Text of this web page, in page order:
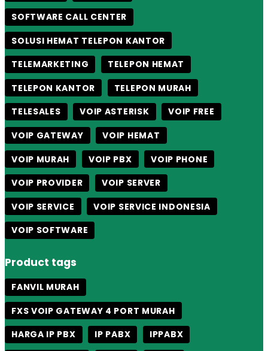
SOFTWARE CALL CENTER
SOLUSI HEMAT TELEPON KANTOR
TELEMARKETING
TELEPON HEMAT
TELEPON KANTOR
TELEPON MURAH
TELESALES
VOIP ASTERISK
VOIP FREE
VOIP GATEWAY
VOIP HEMAT
VOIP MURAH
VOIP PBX
VOIP PHONE
VOIP PROVIDER
VOIP SERVER
VOIP SERVICE
VOIP SERVICE INDONESIA
VOIP SOFTWARE
Product tags
FANVIL MURAH
FXS VOIP GATEWAY 4 PORT MURAH
HARGA IP PBX
IP PABX
IPPABX